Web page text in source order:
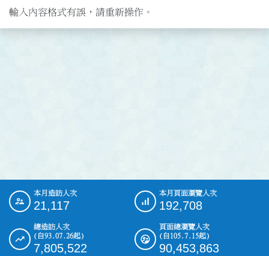
輸入內容格式有誤，請重新操作。
::: 本月造訪人次
21,117
本月頁面瀏覽人次
192,708
總造訪人次
(自93.07.26起)
7,805,522
頁面總瀏覽人次
(自105.7.15起)
90,453,863